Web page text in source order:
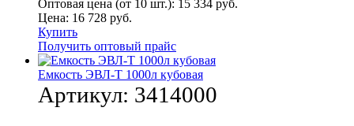
Оптовая цена (от 10 шт.): 15 334 руб.
Цена: 16 728 руб.
Купить
Получить оптовый прайс
Емкость ЭВЛ-Т 1000л кубовая
Артикул: 3414000